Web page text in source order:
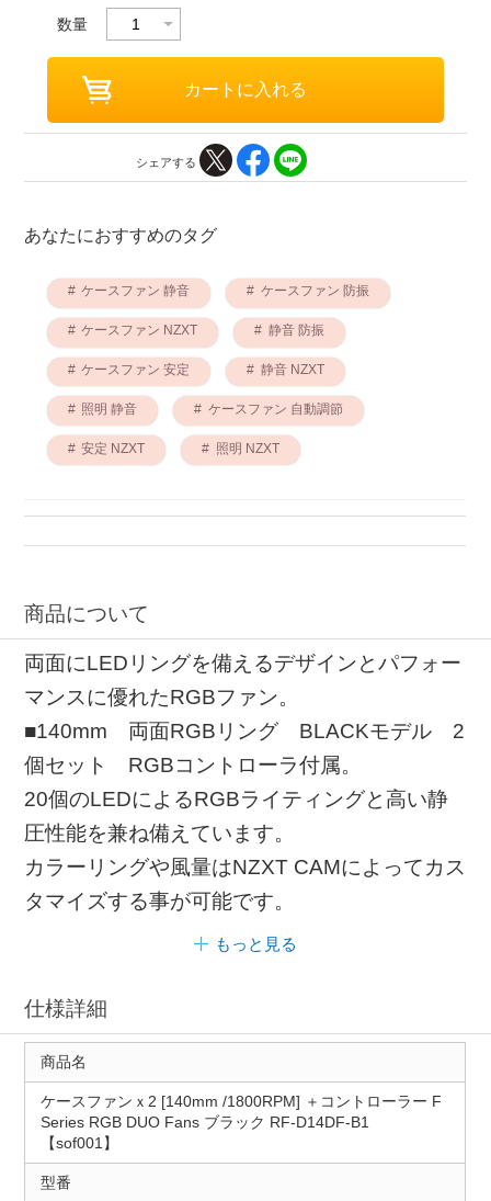
数量
シェアする
あなたにおすすめのタグ
ケースファン 静音 ケースファン 防振
ケースファン NZXT 静音 防振
ケースファン 安定 静音 NZXT
照明 静音 ケースファン 自動調節
安定 NZXT 照明 NZXT
商品について
両面にLEDリングを備えるデザインとパフォー
マンスに優れたRGBファン。
■140mm 両面RGBリング BLACKモデル 2
個セット RGBコントローラ付属。
20個のLEDによるRGBライティングと高い静
圧性能を兼ね備えています。
カラーリングや風量はNZXT CAMによってカス
タマイズする事が可能です。
もっと見る
仕様詳細
商品名
ケースファンｘ2 [140mm /1800RPM] ＋コントローラー F
Series RGB DUO Fans ブラック RF-D14DF-B1
【sof001】
型番